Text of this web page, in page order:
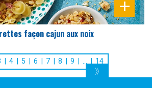
façon cajun aux noix
4 5 6 7 8 9 14